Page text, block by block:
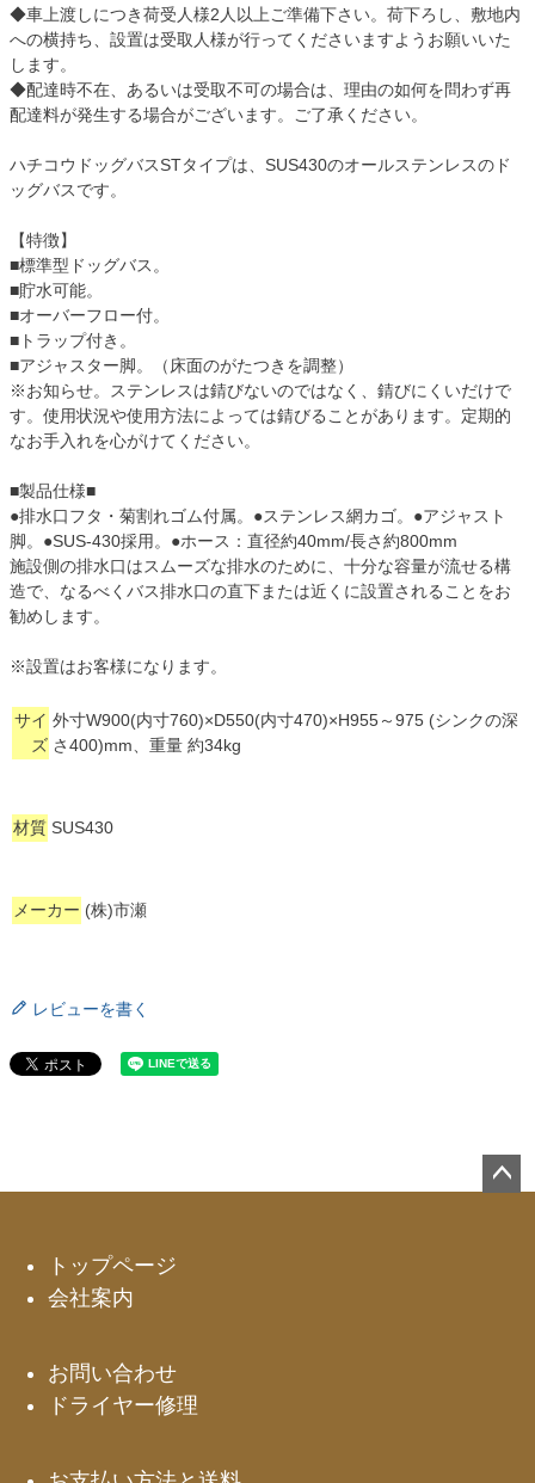
◆車上渡しにつき荷受人様2人以上ご準備下さい。荷下ろし、敷地内
への横持ち、設置は受取人様が行ってくださいますようお願いいた
します。
◆配達時不在、あるいは受取不可の場合は、理由の如何を問わず再
配達料が発生する場合がございます。ご了承ください。
ハチコウドッグバスSTタイプは、SUS430のオールステンレスのド
ッグバスです。
【特徴】
■標準型ドッグバス。
■貯水可能。
■オーバーフロー付。
■トラップ付き。
■アジャスター脚。（床面のがたつきを調整）
※お知らせ。ステンレスは錆びないのではなく、錆びにくいだけで
す。使用状況や使用方法によっては錆びることがあります。定期的
なお手入れを心がけてください。
■製品仕様■
●排水口フタ・菊割れゴム付属。●ステンレス網カゴ。●アジャスト
脚。●SUS-430採用。●ホース：直径約40mm/長さ約800mm
施設側の排水口はスムーズな排水のために、十分な容量が流せる構
造で、なるべくバス排水口の直下または近くに設置されることをお
勧めします。
※設置はお客様になります。
サイ
ズ
外寸W900(内寸760)×D550(内寸470)×H955～975 (シンクの深
さ400)mm、重量 約34kg
材質 SUS430
メーカー (株)市瀬
レビューを書く
トップページ
会社案内
お問い合わせ
ドライヤー修理